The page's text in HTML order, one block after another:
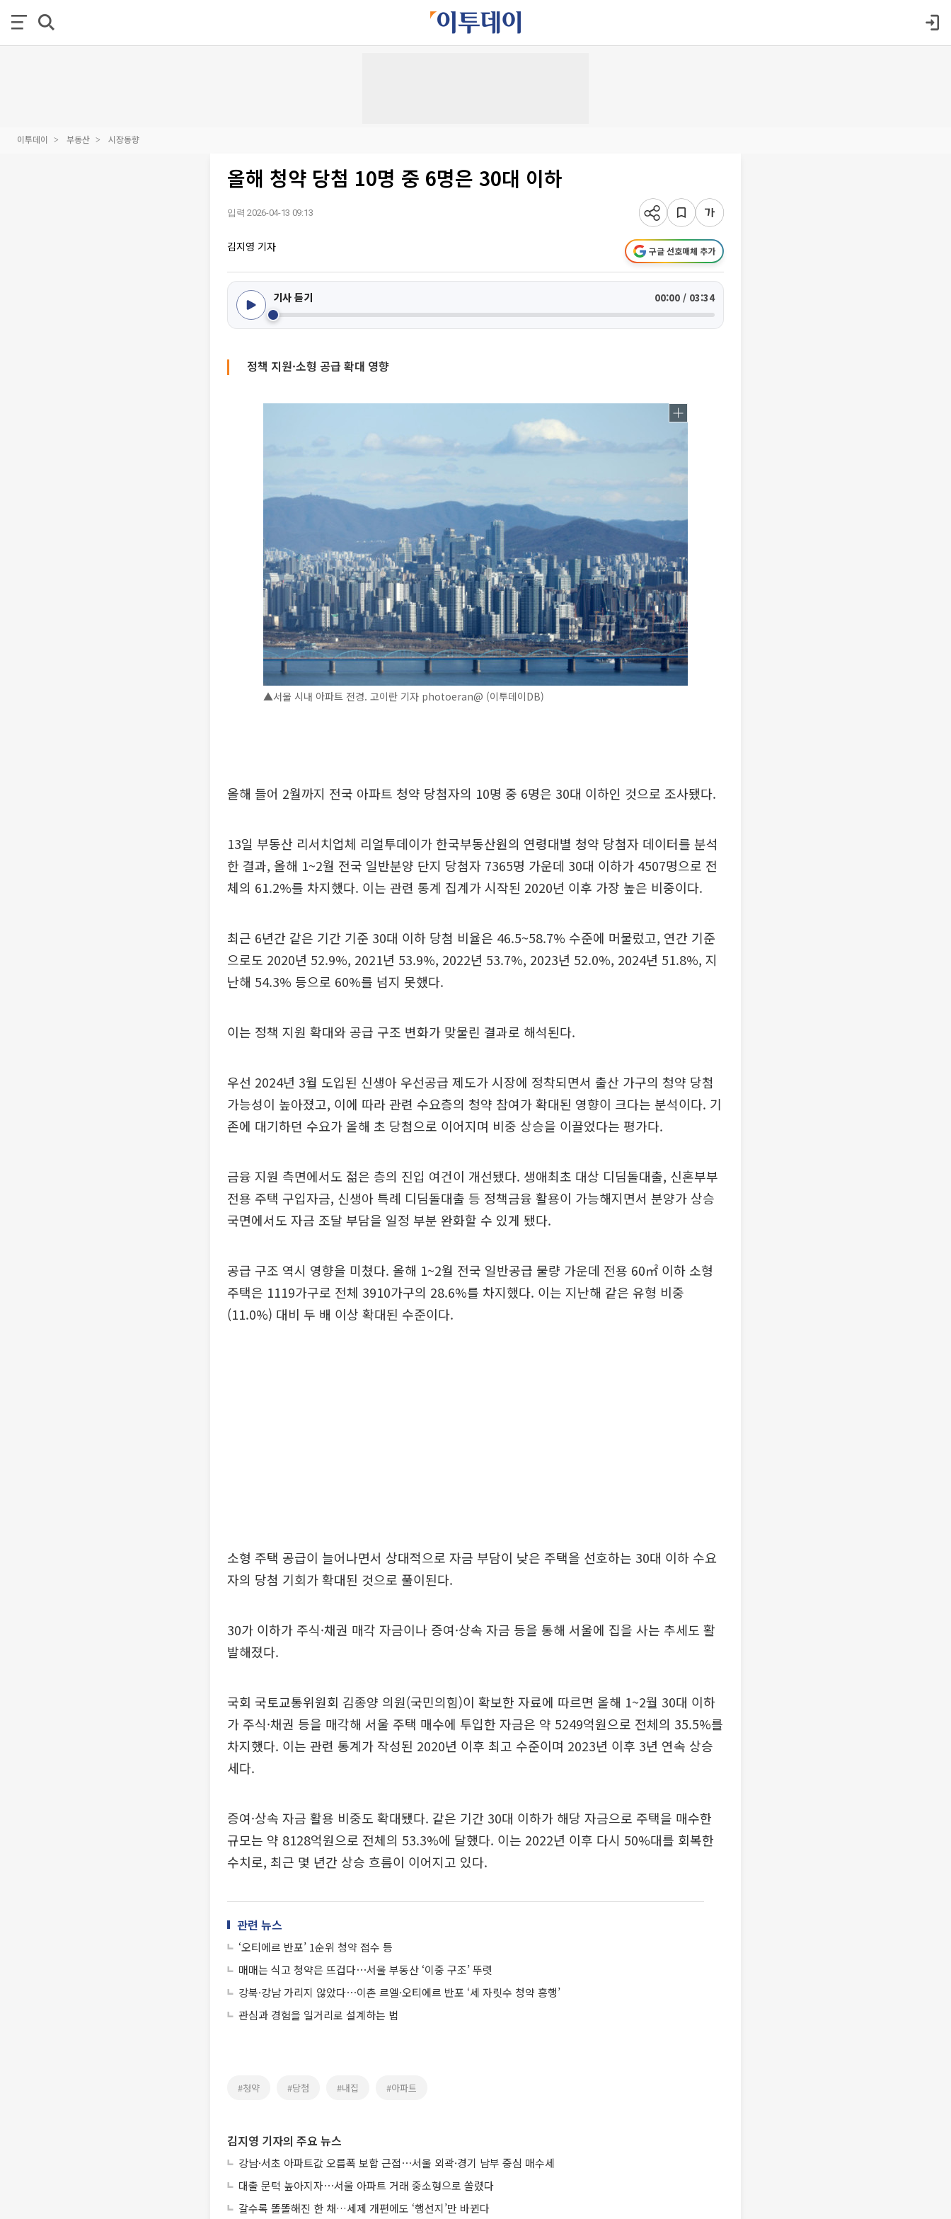
이투데이 부동산 시장동향
올해 청약 당첨 10명 중 6명은 30대 이하
입력 2026-04-13 09:13
김지영 기자 구글 선호매체 추가
기사 듣기 00:00 / 03:34
정책 지원·소형 공급 확대 영향
▲서울 시내 아파트 전경. 고이란 기자 photoeran@ (이투데이DB)
올해 들어 2월까지 전국 아파트 청약 당첨자의 10명 중 6명은 30대 이하인 것으로 조사됐다.
13일 부동산 리서치업체 리얼투데이가 한국부동산원의 연령대별 청약 당첨자 데이터를 분석
한 결과, 올해 1~2월 전국 일반분양 단지 당첨자 7365명 가운데 30대 이하가 4507명으로 전
체의 61.2%를 차지했다. 이는 관련 통계 집계가 시작된 2020년 이후 가장 높은 비중이다.
최근 6년간 같은 기간 기준 30대 이하 당첨 비율은 46.5~58.7% 수준에 머물렀고, 연간 기준
으로도 2020년 52.9%, 2021년 53.9%, 2022년 53.7%, 2023년 52.0%, 2024년 51.8%, 지
난해 54.3% 등으로 60%를 넘지 못했다.
이는 정책 지원 확대와 공급 구조 변화가 맞물린 결과로 해석된다.
우선 2024년 3월 도입된 신생아 우선공급 제도가 시장에 정착되면서 출산 가구의 청약 당첨
가능성이 높아졌고, 이에 따라 관련 수요층의 청약 참여가 확대된 영향이 크다는 분석이다. 기
존에 대기하던 수요가 올해 초 당첨으로 이어지며 비중 상승을 이끌었다는 평가다.
금융 지원 측면에서도 젊은 층의 진입 여건이 개선됐다. 생애최초 대상 디딤돌대출, 신혼부부
전용 주택 구입자금, 신생아 특례 디딤돌대출 등 정책금융 활용이 가능해지면서 분양가 상승
국면에서도 자금 조달 부담을 일정 부분 완화할 수 있게 됐다.
공급 구조 역시 영향을 미쳤다. 올해 1~2월 전국 일반공급 물량 가운데 전용 60㎡ 이하 소형
주택은 1119가구로 전체 3910가구의 28.6%를 차지했다. 이는 지난해 같은 유형 비중
(11.0%) 대비 두 배 이상 확대된 수준이다.
소형 주택 공급이 늘어나면서 상대적으로 자금 부담이 낮은 주택을 선호하는 30대 이하 수요
자의 당첨 기회가 확대된 것으로 풀이된다.
30가 이하가 주식·채권 매각 자금이나 증여·상속 자금 등을 통해 서울에 집을 사는 추세도 활
발해졌다.
국회 국토교통위원회 김종양 의원(국민의힘)이 확보한 자료에 따르면 올해 1~2월 30대 이하
가 주식·채권 등을 매각해 서울 주택 매수에 투입한 자금은 약 5249억원으로 전체의 35.5%를
차지했다. 이는 관련 통계가 작성된 2020년 이후 최고 수준이며 2023년 이후 3년 연속 상승
세다.
증여·상속 자금 활용 비중도 확대됐다. 같은 기간 30대 이하가 해당 자금으로 주택을 매수한
규모는 약 8128억원으로 전체의 53.3%에 달했다. 이는 2022년 이후 다시 50%대를 회복한
수치로, 최근 몇 년간 상승 흐름이 이어지고 있다.
관련 뉴스
‘오티에르 반포’ 1순위 청약 접수 등
매매는 식고 청약은 뜨겁다⋯서울 부동산 ‘이중 구조’ 뚜렷
강북·강남 가리지 않았다⋯이촌 르엘·오티에르 반포 ‘세 자릿수 청약 흥행’
관심과 경험을 일거리로 설계하는 법
#청약 #당첨 #내집 #아파트
김지영 기자의 주요 뉴스
강남·서초 아파트값 오름폭 보합 근접⋯서울 외곽·경기 남부 중심 매수세
대출 문턱 높아지자⋯서울 아파트 거래 중소형으로 쏠렸다
갈수록 똘똘해진 한 채…세제 개편에도 ‘행선지’만 바뀐다